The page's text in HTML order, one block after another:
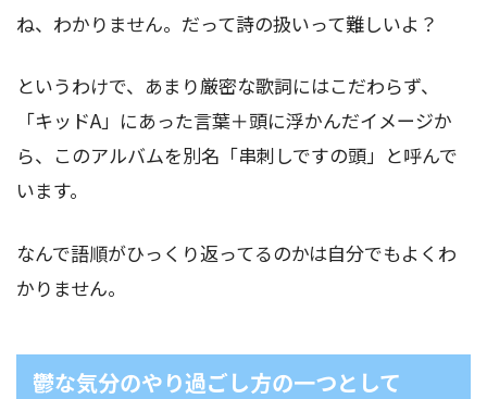
ね、わかりません。だって詩の扱いって難しいよ？
というわけで、あまり厳密な歌詞にはこだわらず、
「キッドA」にあった言葉＋頭に浮かんだイメージか
ら、このアルバムを別名「串刺しですの頭」と呼んで
います。
なんで語順がひっくり返ってるのかは自分でもよくわ
かりません。
鬱な気分のやり過ごし方の一つとして